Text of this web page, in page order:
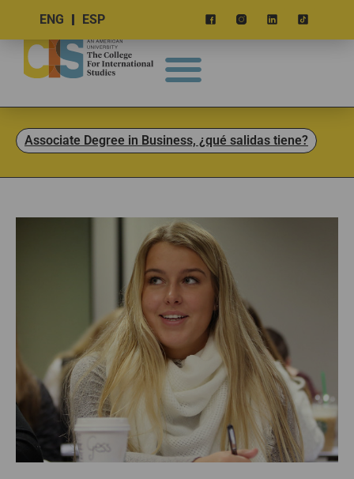
ENG ESP
Associate Degree in Business, ¿qué salidas tiene?